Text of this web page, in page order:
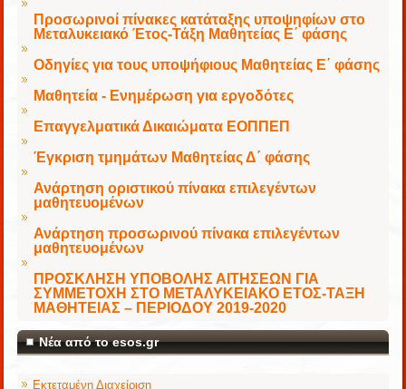
Προσωρινοί πίνακες κατάταξης υποψηφίων στο
Μεταλυκειακό Έτος-Τάξη Μαθητείας Ε΄ φάσης
Οδηγίες για τους υποψήφιους Μαθητείας Ε΄ φάσης
Μαθητεία - Ενημέρωση για εργοδότες
Επαγγελματικά Δικαιώματα ΕΟΠΠΕΠ
Έγκριση τμημάτων Μαθητείας Δ΄ φάσης
Ανάρτηση οριστικού πίνακα επιλεγέντων
μαθητευομένων
Ανάρτηση προσωρινού πίνακα επιλεγέντων
μαθητευομένων
ΠΡΟΣΚΛΗΣΗ ΥΠΟΒΟΛΗΣ ΑΙΤΗΣΕΩΝ ΓΙΑ
ΣΥΜΜΕΤΟΧΗ ΣΤΟ ΜΕΤΑΛΥΚΕΙΑΚΟ ΕΤΟΣ-ΤΑΞΗ
ΜΑΘΗΤΕΙΑΣ – ΠΕΡΙΟΔΟΥ 2019-2020
Νέα από το esos.gr
Εκτεταμένη Διαχείριση